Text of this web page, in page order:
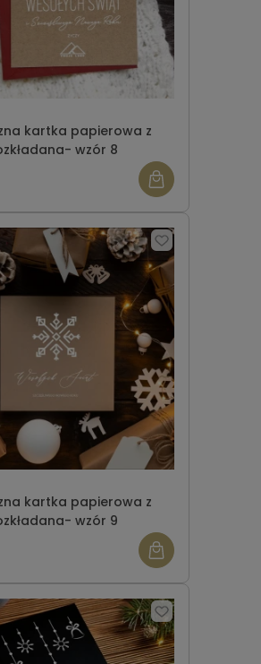
kartka papierowa z
logo- rozkładana- wzór 8
kartka papierowa z
logo- rozkładana- wzór 9